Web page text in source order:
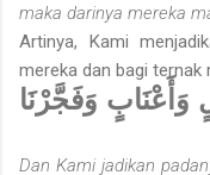
maka darinya mereka
Artinya, Kami
mereka dan bagi ternak
وَأَعْنَابٍ وَفَجَّرْنَا
Dan Kami jadikan